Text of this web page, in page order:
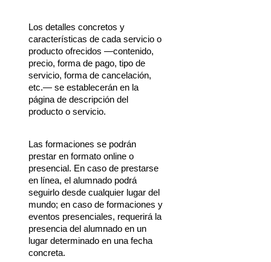
Los detalles concretos y
características de cada servicio o
producto ofrecidos —contenido,
precio, forma de pago, tipo de
servicio, forma de cancelación,
etc.— se establecerán en la
página de descripción del
producto o servicio.
Las formaciones se podrán
prestar en formato online o
presencial. En caso de prestarse
en línea, el alumnado podrá
seguirlo desde cualquier lugar del
mundo; en caso de formaciones y
eventos presenciales, requerirá la
presencia del alumnado en un
lugar determinado en una fecha
concreta.